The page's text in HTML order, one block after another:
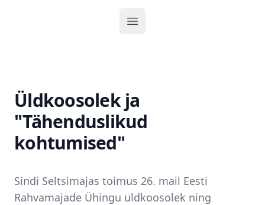
Ava menüü
Üldkoosolek ja
"Tähenduslikud
kohtumised"
Sindi Seltsimajas toimus 26. mail Eesti
Rahvamajade Ühingu üldkoosolek ning